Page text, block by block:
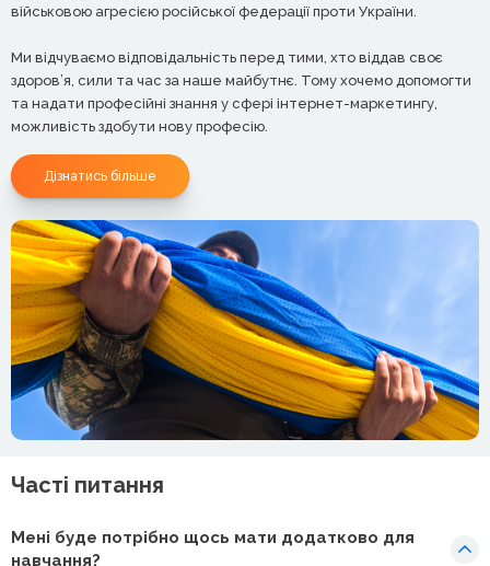
військовою агресією російської федерації проти України.
Ми відчуваємо відповідальність перед тими, хто віддав своє
здоров’я, сили та час за наше майбутнє. Тому хочемо допомогти
та надати професійні знання у сфері інтернет-маркетингу,
можливість здобути нову професію.
Дізнатись більше
Часті питання
Мені буде потрібно щось мати додатково для
навчання?